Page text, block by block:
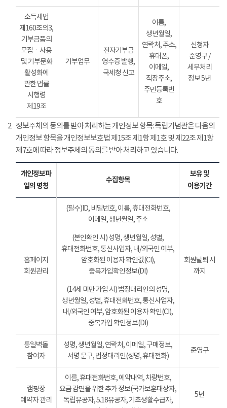
소득세법
제160조의3,
기부금품의
모집ㆍ사용
및 기부문화
활성화에
관한 법률
시행령
제19조
기부업무
전자기부금
영수증 발행,
국세청 신고
이름,
생년월일,
연락처, 주소,
휴대폰,
이메일,
직장주소,
주민등록번
호
신청자
준영구 /
세무처리
정보 5년
2 정보주체의 동의를 받아 처리하는 개인정보 항목: 독립기념관은 다음의
개인정보 항목을 개인정보보호법 제15조 제1항 제1호 및 제22조 제1항
제7호에 따라 정보주체의 동의를 받아 처리하고 있습니다.
개인정보파
일의 명칭
수집항목
보유 및
이용기간
홈페이지
회원관리
(필수)ID, 비밀번호, 이름, 휴대전화번호,
이메일, 생년월일, 주소
(본인확인 시) 성명, 생년월일, 성별,
휴대전화번호, 통신사업자, 내/외국인 여부,
암호화된 이용자 확인값(CI),
중복가입확인정보(DI)
(14세 미만 가입 시) 법정대리인의 성명,
생년월일, 성별, 휴대전화번호, 통신사업자,
내/외국인 여부, 암호화된 이용자 확인(CI),
중복가입 확인정보(DI)
회원탈퇴 시
까지
통일벽돌
참여자
성명, 생년월일, 연락처, 이메일, 구매정보,
서명 문구, 법정대리인(성명, 휴대전화)
준영구
캠핑장
예약자 관리
이름, 휴대전화번호, 예약내역, 차량번호,
요금 감면을 위한 추가 정보(국가보훈대상자,
독립유공자, 5.18유공자, 기초생활수급자,
5년